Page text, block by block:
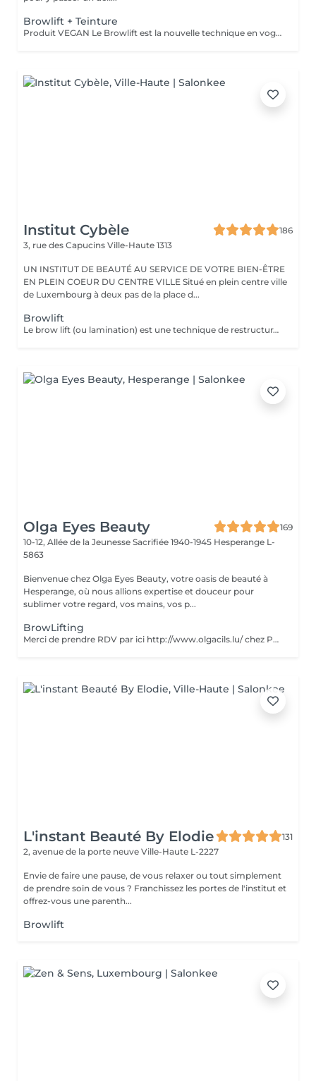
Browlift + Teinture
Produit VEGAN Le Browlift est la nouvelle technique en vogue pour restructurer vos sourcils qui permet de les épaissir et les rehausser tout en fixant leur mouvement pour un résultat qui dure environ 6 semaines. Ils paraissent plus fournis et volumineux et la teinture va accentuer la forme et intensifier la couleur. Le Browlift ouvre votre regard et le met en valeur.
Institut Cybèle
186
3, rue des Capucins Ville-Haute 1313
UN INSTITUT DE BEAUTÉ AU SERVICE DE VOTRE BIEN-ÊTRE
EN PLEIN COEUR DU CENTRE VILLE Situé en plein centre ville
de Luxembourg à deux pas de la place d...
Browlift
Le brow lift (ou lamination) est une technique de restructuration qui discipline, rehausse et épaissit les sourcils, offrant un effet fourni et structuré pendant environ 6 à 8 semaines. Ce soin utilise des sérums pour assouplir le poil, le brosser vers le haut et le fixer. Teinture comprise dans le soin.
Olga Eyes Beauty
169
10-12, Allée de la Jeunesse Sacrifiée 1940-1945 Hesperange L-
5863
Bienvenue chez Olga Eyes Beauty, votre oasis de beauté à
Hesperange, où nous allions expertise et douceur pour
sublimer votre regard, vos mains, vos p...
BrowLifting
Merci de prendre RDV par ici http://www.olgacils.lu/ chez Polina
L'instant Beauté By Elodie
131
2, avenue de la porte neuve Ville-Haute L-2227
Envie de faire une pause, de vous relaxer ou tout simplement
de prendre soin de vous ? Franchissez les portes de l'institut et
offrez-vous une parenth...
Browlift